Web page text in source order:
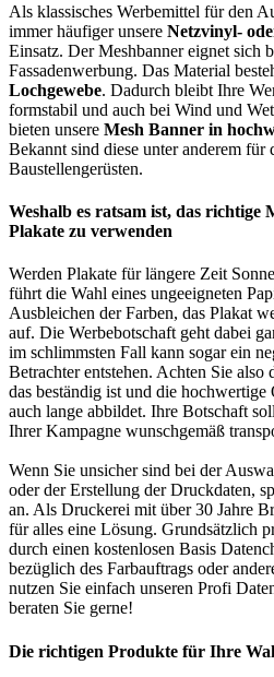
Als klassisches Werbemittel für den
immer häufiger unsere Netzvinyl-
Einsatz. Der Meshbanner eignet sich
Fassadenwerbung. Das Material
Lochgewebe. Dadurch bleibt Ihre
formstabil und auch bei Wind und
bieten unsere Mesh Banner in
Bekannt sind diese unter anderem für
Baustellengerüsten.
Weshalb es ratsam ist, das richtige
Plakate zu verwenden
Werden Plakate für längere Zeit
führt die Wahl eines ungeeigneten
Ausbleichen der Farben, das Plakat
auf. Die Werbebotschaft geht dabei
im schlimmsten Fall kann sogar ein
Betrachter entstehen. Achten Sie
das beständig ist und die
auch lange abbildet. Ihre Botschaft
Ihrer Kampagne wunschgemäß
Wenn Sie unsicher sind bei der
oder der Erstellung der Druckdaten,
an. Als Druckerei mit über 30 Jahre
für alles eine Lösung. Grundsätzlich
durch einen kostenlosen Basis
bezüglich des Farbauftrags oder
nutzen Sie einfach unseren Profi
beraten Sie gerne!
Die richtigen Produkte für Ihre